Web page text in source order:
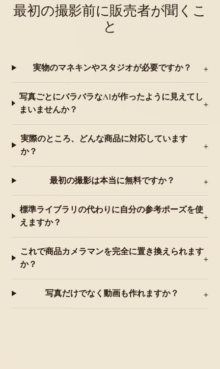
最初の撮影前に販売者が聞くこ
と
実物のマネキンやスタジオが必要ですか？
写真ごとにバラバラなAIが作ったように見えてし
まいませんか？
実際のところ、どんな商品に対応しています
か？
最初の撮影は本当に無料ですか？
標準ライブラリの代わりに自分の参考ポーズを使
えますか？
これで商品カメラマンを完全に置き換えられます
か？
写真だけでなく動画も作れますか？